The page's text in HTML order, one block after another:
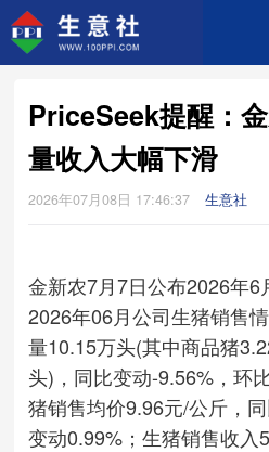
PriceSeek提醒：
量收入大幅下滑
2026年07月08日 17:46:37 生意社
金新农7月7日公布2026年6
2026年06月公司生猪销售
量10.15万头(其中商品猪
头)，同比变动-9.56%，环
猪销售均价9.96元/公斤，
变动0.99%；生猪销售收入